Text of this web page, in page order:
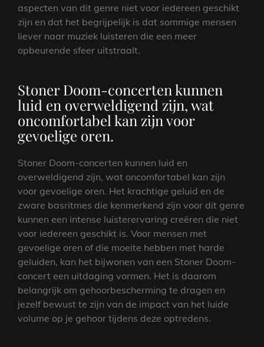
aspecten van dit genre niet voor iedereen geschikt
zijn en dat het begrijpelijk is dat sommige mensen
liever naar muziek luisteren die een meer
opbeurende sfeer uitstraalt.
Stoner Doom-concerten kunnen
luid en overweldigend zijn, wat
oncomfortabel kan zijn voor
gevoelige oren.
Stoner Doom-concerten kunnen luid en
overweldigend zijn, wat oncomfortabel kan zijn
voor gevoelige oren. Het krachtige geluid en de
zware basritmes die kenmerkend zijn voor dit genre
kunnen een intense luisterervaring creëren die niet
voor iedereen geschikt is. Voor mensen met
gevoelige oren of die moeite hebben met harde
geluiden, kan het bijwonen van een Stoner Doom-
concert een uitdaging vormen. Het is daarom
belangrijk om gehoorbescherming te dragen en
jezelf bewust te zijn van de impact van het luide
volume op je gehoor tijdens deze optredens.